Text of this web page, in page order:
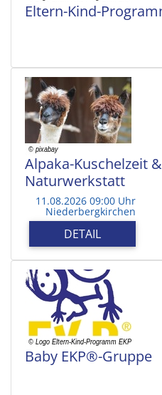
Eltern-Kind-
Alpaka-Kuschelzeit
Naturwerkstatt
11.08.2026 09:00 Uhr
Niederbergkirchen
DETAIL
Baby EKP®-Gruppe